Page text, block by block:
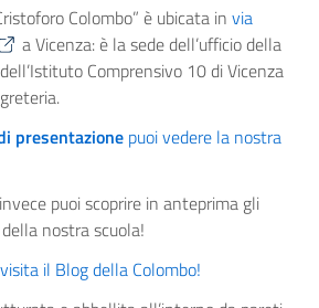
Colombo” è ubicata in via
a Vicenza: è la sede dell’ufficio della
Comprensivo 10 di Vicenza
presentazione puoi vedere la nostra
invece puoi scoprire in anteprima gli
nostra scuola!
visita il Blog della Colombo!